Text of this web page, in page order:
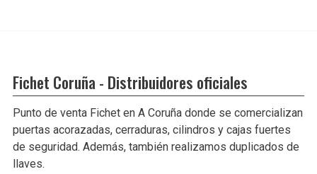
Fichet Coruña - Distribuidores oficiales
Punto de venta Fichet en A Coruña donde se comercializan
puertas acorazadas, cerraduras, cilindros y cajas fuertes
de seguridad. Además, también realizamos duplicados de
llaves.